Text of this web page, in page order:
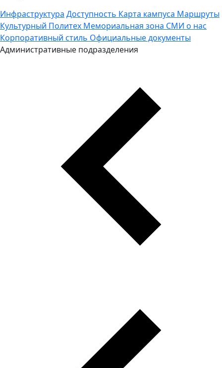
Инфраструктура Доступность Карта кампуса Маршруты
Культурный Политех Мемориальная зона СМИ о нас
Корпоративный стиль Официальные документы
Административные подразделения